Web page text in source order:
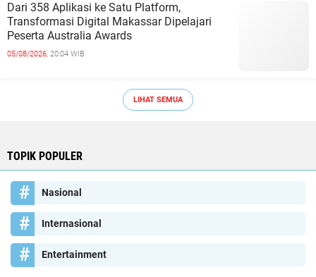
Dari 358 Aplikasi ke Satu Platform,
Transformasi Digital Makassar Dipelajari
Peserta Australia Awards
05/08/2026, 20:04 WIB
LIHAT SEMUA
TOPIK POPULER
Nasional
Internasional
Entertainment